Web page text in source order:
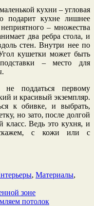
кухни – угловая
подарит кухне лишнее
– множества
два ребра стола, и
стен. Внутри нее по
кушетки может быть
– место для
поддаться первому
и красивый экземпляр.
к обивке, и выбрать,
но зато, после долгой
класс. Ведь это кухня, и
скажем, с кожи или с
, Материалы,
зоне
потолок